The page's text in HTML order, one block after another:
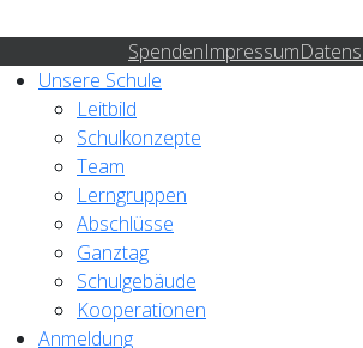
SpendenImpressum
Unsere Schule
Leitbild
Schulkonzepte
Team
Lerngruppen
Abschlüsse
Ganztag
Schulgebäude
Kooperationen
Anmeldung